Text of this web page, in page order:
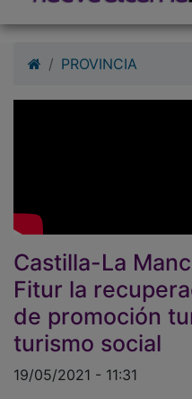
Castilla-La
Fitur la
de promoción
turismo social